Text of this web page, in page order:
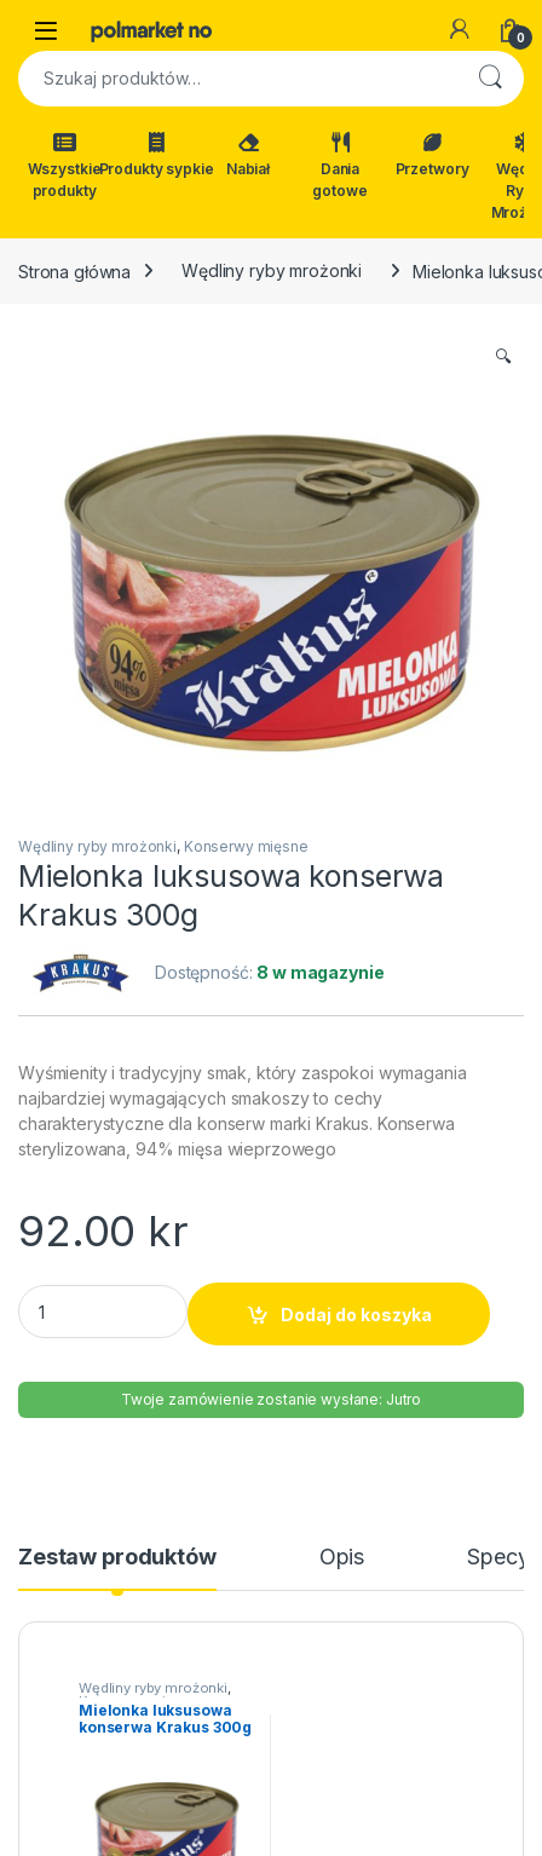
Open 0
Szukaj:
Wszystkie
produkty
Produkty sypkie Nabiał
Dania
gotowe
Przetwory
Ryby
Strona główna Wędliny ryby mrożonki Mielonka
🔍
Wędliny ryby mrożonki, Konserwy mięsne
Mielonka luksusowa konserwa
Krakus 300g
Dostępność: 8 w magazynie
Wyśmienity i tradycyjny smak, który zaspokoi wymagania
najbardziej wymagających smakoszy to cechy
charakterystyczne dla konserw marki Krakus. Konserwa
sterylizowana, 94% mięsa wieprzowego
92.00 kr
Mielonka luksusowa konserwa Krakus 300g quantity
Dodaj do koszyka
Twoje zamówienie zostanie wysłane: Jutro
Zestaw produktów Opis
Wędliny ryby mrożonki,
Konserwy mięsne
Mielonka luksusowa
konserwa Krakus 300g